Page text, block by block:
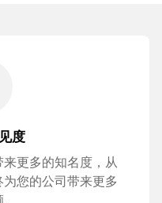
度
更多的知名度，从
您的公司带来更多